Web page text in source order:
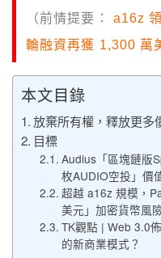
（前情提要：
a16z
輪融資再獲 1,300 萬
本文目錄
放棄所有權，釋放更多
目標
Audius「區塊鏈版
枚AUDIO空投」價
超越 a16z 規模，
美元」加密貨幣風
TK觀點 | Web 3.0
的新商業模式？